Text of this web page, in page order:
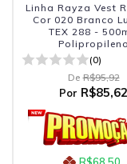
Linha Rayza Vest
Cor 020 Branco
TEX 288 -
Polipropileno
(0)
De R$95,92
Por R$85,62
R$68,50